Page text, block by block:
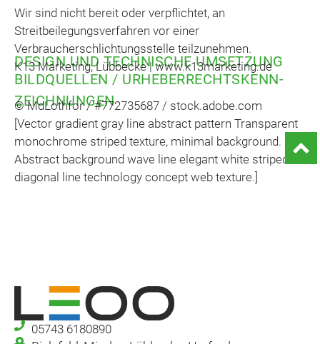
Wir sind nicht bereit oder verpflichtet, an
Streitbeilegungsverfahren vor einer
Verbraucherschlichtungsstelle teilzunehmen.
DESIGN UND TECHNISCHE UMSETZUNG
K13 Marketing, Lübbecke |www.k13marketing.de
BILDQUELLEN / URHEBERRECHTSKENN-
ZEICHNUNGEN
© MdLothfor / #772735687 / stock.adobe.com
[Vector gradient gray line abstract pattern Transparent
monochrome striped texture, minimal background.
Abstract background wave line elegant white striped
diagonal line technology concept web texture.]
05743 6180890